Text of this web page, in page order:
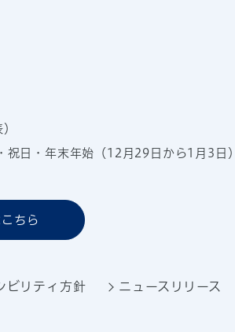
祝日・年末年始（12月29日から1月3日）
ちら
ビリティ方針 ニュースリリース